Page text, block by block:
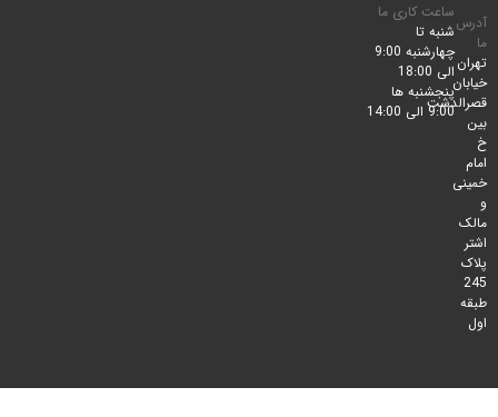
ساعت کاری ما
شنبه تا
چهارشنبه 9:00
الی 18:00
پنجشنبه ها
9:00 الی 14:00